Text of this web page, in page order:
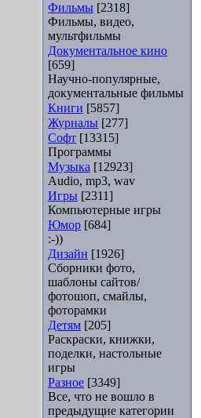
Фильмы [2318]
Фильмы, видео,
мультфильмы
Документальное кино
[659]
Научно-популярные,
документальные фильмы
Книги [5857]
Журналы [277]
Софт [13315]
Программы
Музыка [12923]
Audio, mp3, wav
Игры [2311]
Компьютерные игры
Юмор [684]
:-))
Дизайн [1926]
Сборники фото,
шаблоны сайтов/
фотошоп, смайлы,
фоторамки
Детям [205]
Раскраски, книжки,
поделки, настольные
игры
Разное [3349]
Все, что не вошло в
предыдущие категории